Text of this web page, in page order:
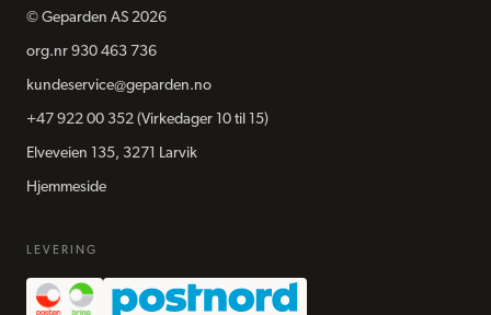
© Geparden AS 2026
org.nr 930 463 736
kundeservice@geparden.no
+47 922 00 352 (Virkedager 10 til 15)
Elveveien 135, 3271 Larvik
Hjemmeside
LEVERING